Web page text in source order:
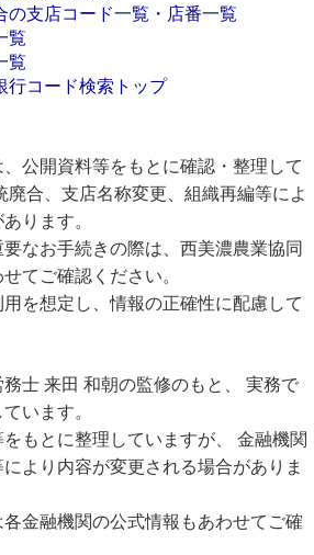
の支店コード一覧・店番一覧
覧
覧
行コード検索トップ
公開資料等をもとに確認・整理して
廃合、支店名称変更、組織再編等によ
ります。
なお手続きの際は、西美濃農業協同
てご確認ください。
を想定し、情報の正確性に配慮して
士 来田 和朝の監修のもと、 実務で
います。
もとに整理していますが、 金融機関
より内容が変更される場合がありま
金融機関の公式情報もあわせてご確